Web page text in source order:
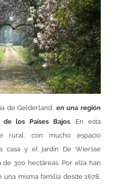
de Gelderland, en una región
los Países Bajos. En esta
rural, con mucho espacio
casa y el jardín De Wiersse
300 hectáreas. Por ella han
una misma familia desde 1678,